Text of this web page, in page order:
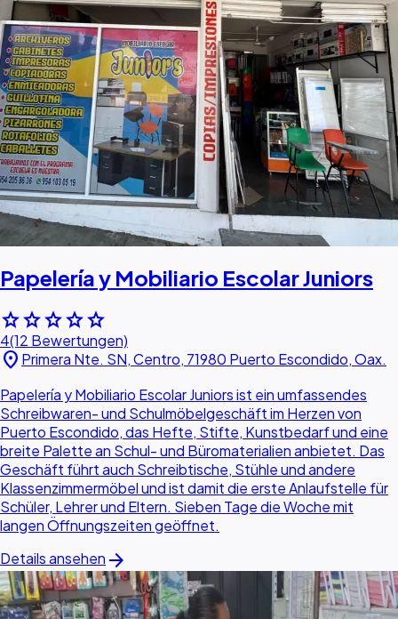
Papelería y Mobiliario Escolar Juniors
starstarstarstarstar
4(12 Bewertungen)
location_on Primera Nte. SN, Centro, 71980 Puerto Escondido, Oax.
Papelería y Mobiliario Escolar Juniors ist ein umfassendes
Schreibwaren- und Schulmöbelgeschäft im Herzen von
Puerto Escondido, das Hefte, Stifte, Kunstbedarf und eine
breite Palette an Schul- und Büromaterialien anbietet. Das
Geschäft führt auch Schreibtische, Stühle und andere
Klassenzimmermöbel und ist damit die erste Anlaufstelle für
Schüler, Lehrer und Eltern. Sieben Tage die Woche mit
langen Öffnungszeiten geöffnet.
Details ansehen arrow_forward